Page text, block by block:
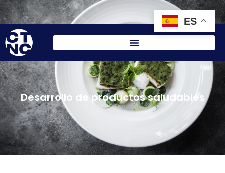
Vigilancia tecnológica Área personal
Desarrollo de productos saludables
ES